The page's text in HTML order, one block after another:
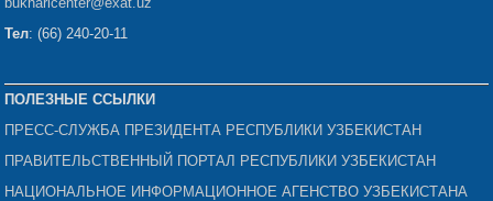
Тел: (66) 240-20-11
ПОЛЕЗНЫЕ ССЫЛКИ
ПРЕСС-СЛУЖБА ПРЕЗИДЕНТА РЕСПУБЛИКИ УЗБЕКИСТАН
ПРАВИТЕЛЬСТВЕННЫЙ ПОРТАЛ РЕСПУБЛИКИ УЗБЕКИСТАН
НАЦИОНАЛЬНОЕ ИНФОРМАЦИОННОЕ АГЕНСТВО УЗБЕКИСТАНА